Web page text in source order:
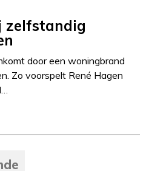
zelfstandig
door een woningbrand
Zo voorspelt René Hagen